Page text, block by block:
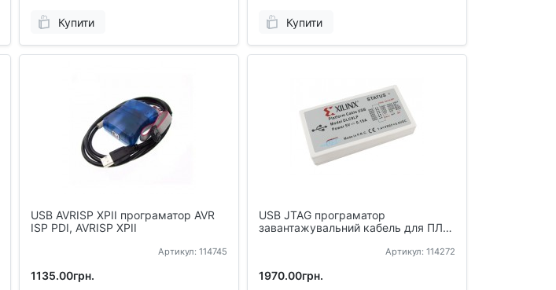
Купити Купити
USB AVRISP XPII програматор AVR
ISP PDI, AVRISP XPII
Артикул: 114745
1135.00грн.
USB JTAG програматор
завантажувальний кабель для ПЛІС
Артикул: 114272
1970.00грн.